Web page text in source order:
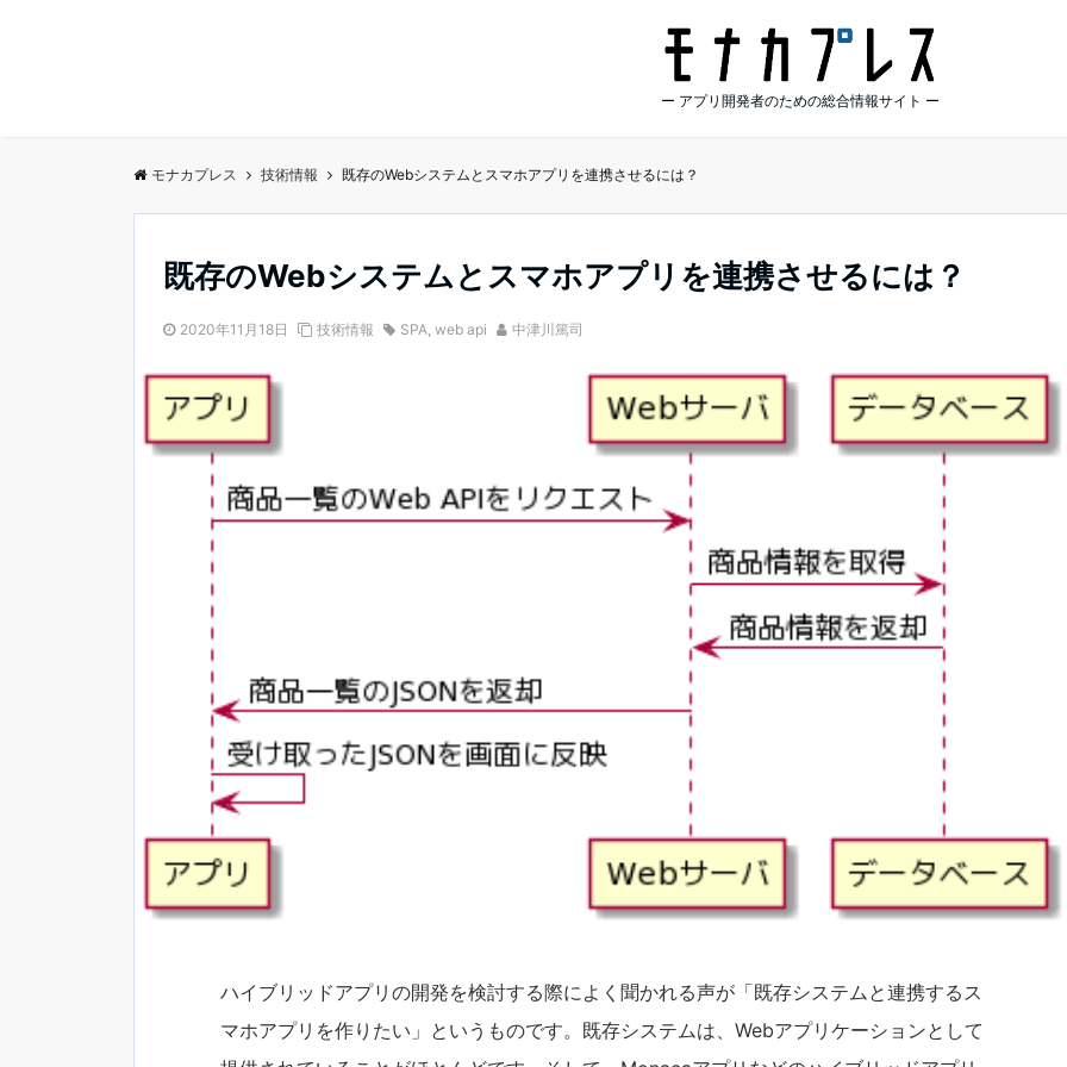
ー アプリ開発者のための総合情報サイト ー
モナカプレス 技術情報 既存のWebシステムとスマホアプリを連携させるには？
既存のWebシステムとスマホアプリを連携させるには？
2020年11月18日 技術情報 SPA, web api 中津川篤司
ハイブリッドアプリの開発を検討する際によく聞かれる声が「既存システムと連携するス
マホアプリを作りたい」というものです。既存システムは、Webアプリケーションとして